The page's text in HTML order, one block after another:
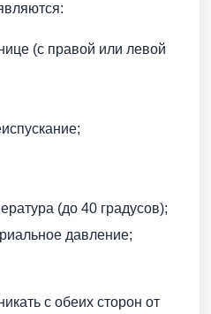
(с правой или левой
(до 40 градусов);
давление;
с обеих сторон от